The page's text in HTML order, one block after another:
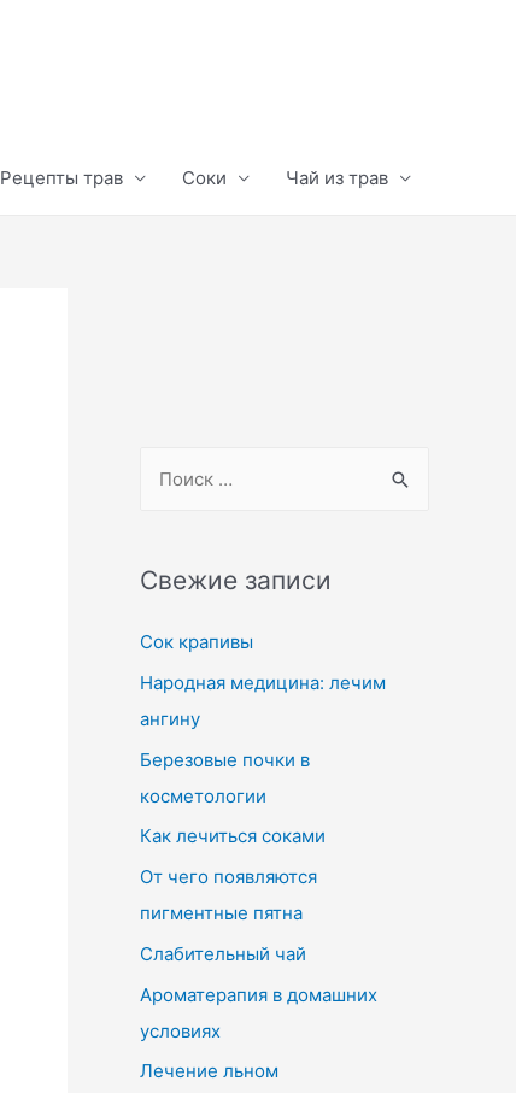
Рецепты трав Соки Чай из трав
Свежие записи
Сок крапивы
Народная медицина: лечим
ангину
Березовые почки в
косметологии
Как лечиться соками
От чего появляются
пигментные пятна
Слабительный чай
Ароматерапия в домашних
условиях
Лечение льном